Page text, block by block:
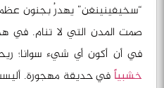
“سخيفينينغن” يهدرُ بجنون
صمت المدن التي لا تنام. في
في أن أكون أي شيء سوانا؛
خشبياًفي حديقة مهجورة.